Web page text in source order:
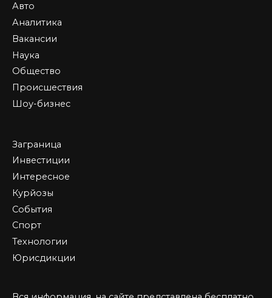
Авто
Аналитика
Вакансии
Наука
Общество
Происшествия
Шоу-бизнес
Заграница
Инвестиции
Интересное
Курйозы
События
Спорт
Технологии
Юрисдикции